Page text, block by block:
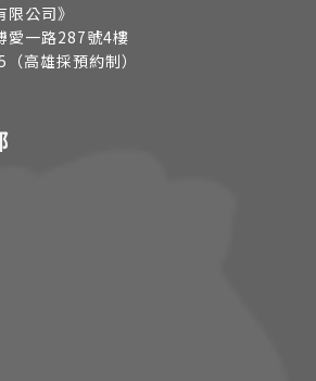
限公司》
愛一路287號4樓
高雄採預約制）